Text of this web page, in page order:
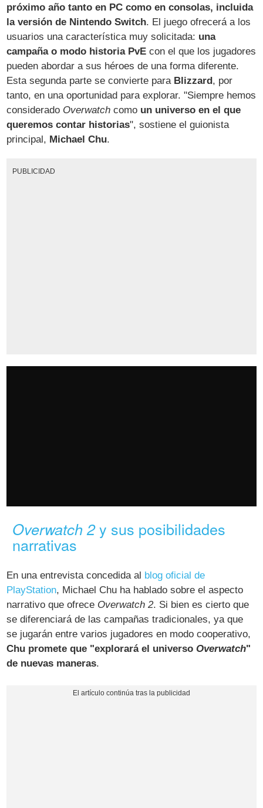
próximo año tanto en PC como en consolas, incluida
la versión de Nintendo Switch. El juego ofrecerá a los
usuarios una característica muy solicitada: una
campaña o modo historia PvE con el que los jugadores
pueden abordar a sus héroes de una forma diferente.
Esta segunda parte se convierte para Blizzard, por
tanto, en una oportunidad para explorar. "Siempre hemos
considerado Overwatch como un universo en el que
queremos contar historias", sostiene el guionista
principal, Michael Chu.
PUBLICIDAD
Overwatch 2y sus posibilidades
narrativas
En una entrevista concedida al blog oficial de
PlayStation, Michael Chu ha hablado sobre el aspecto
narrativo que ofrece Overwatch 2. Si bien es cierto que
se diferenciará de las campañas tradicionales, ya que
se jugarán entre varios jugadores en modo cooperativo,
Chu promete que "explorará el universoOverwatch"
de nuevas maneras.